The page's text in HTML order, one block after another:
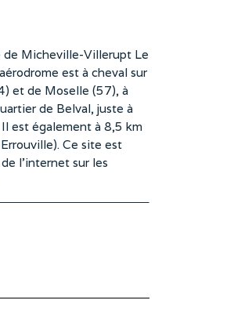
de Micheville-Villerupt Le
est à cheval sur
et de Moselle (57), à
de Belval, juste à
est également à 8,5 km
Ce site est
l’internet sur les